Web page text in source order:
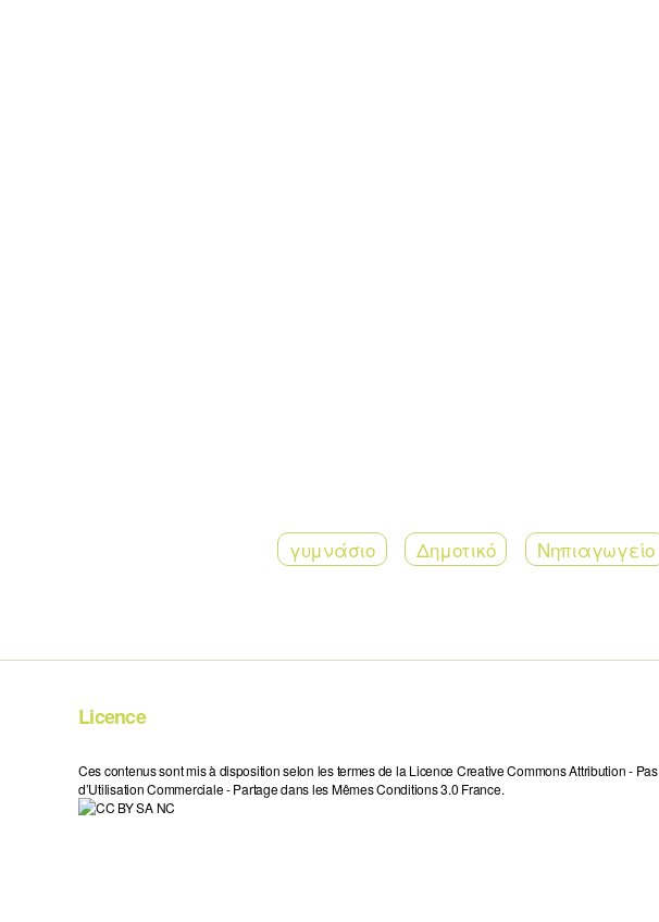
γυμνάσιο Δημοτικό Νηπιαγωγείο
Licence
Ces contenus sont mis à disposition selon les termes de la Licence Creative Commons Attribution - Pas
d’Utilisation Commerciale - Partage dans les Mêmes Conditions 3.0 France.